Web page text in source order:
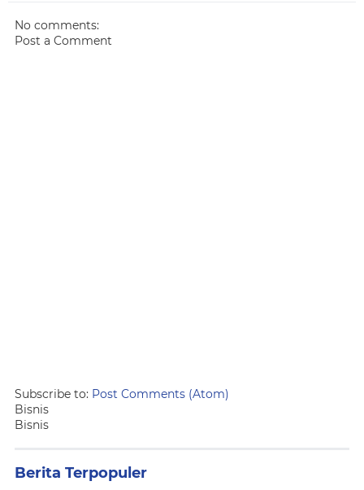
No comments:
Post a Comment
Subscribe to: Post Comments (Atom)
Bisnis
Bisnis
Berita Terpopuler